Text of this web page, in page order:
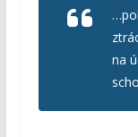
na